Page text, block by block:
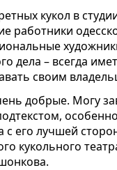
кукол в
работники
дела – всегда
своим
добрые. Могу
с его лучшей
кукольного